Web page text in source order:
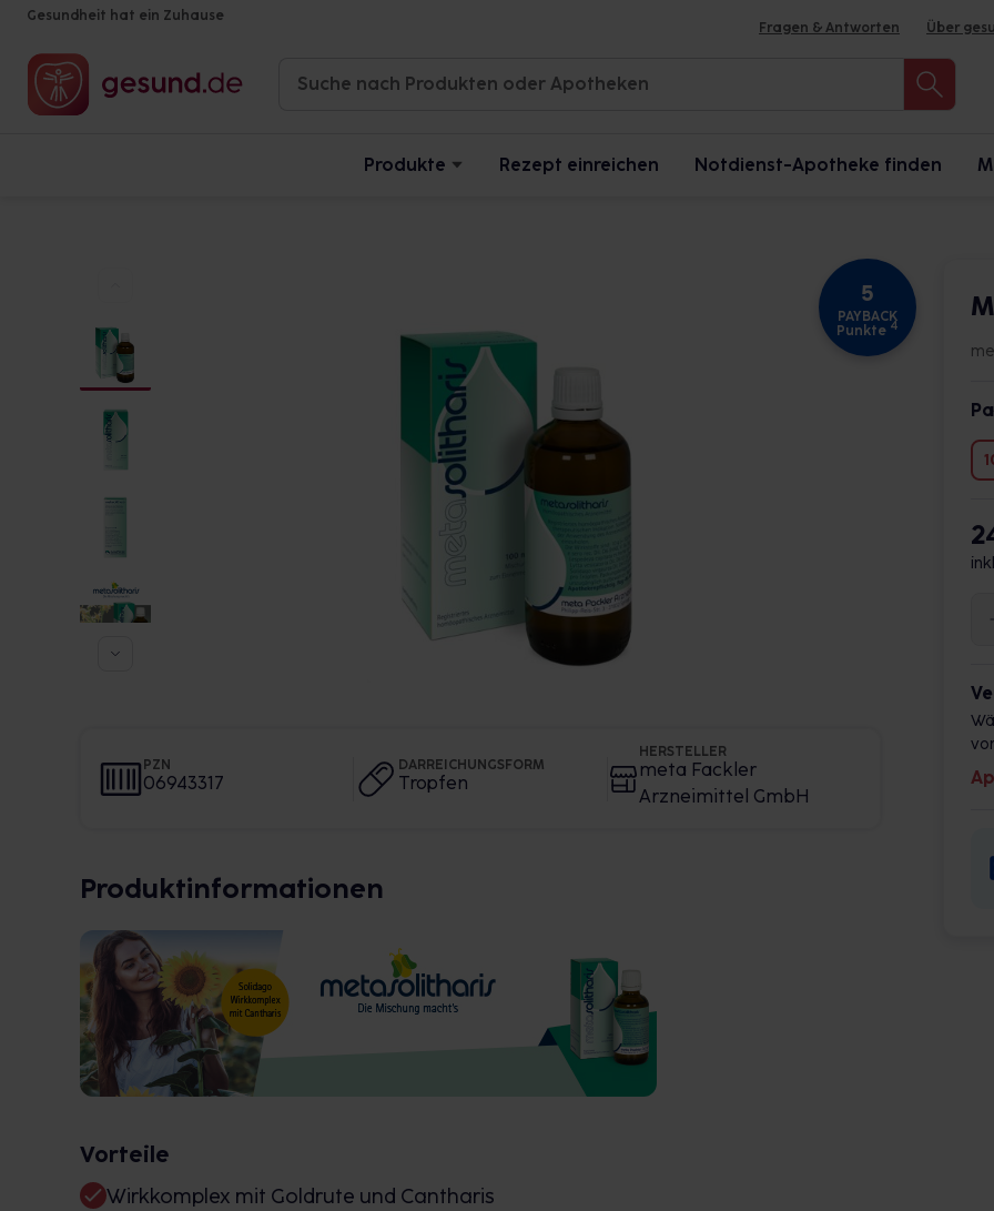
Gesundheit hat ein Zuhause
Fragen & Antworten Über
Produkte Rezept einreichen Notdienst-Apotheke finden
5
PAYBACK
Punkte 4
PZN
06943317
DARREICHUNGSFORM
Tropfen
HERSTELLER
meta Fackler
Arzneimittel GmbH
Produktinformationen
Vorteile
Wirkkomplex mit Goldrute und Cantharis